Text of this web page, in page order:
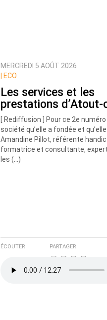
MERCREDI 5 AOÛT 2026
ECO
Les services et les
prestations d’Atout-
[ Rediffusion ] Pour ce 2e
société qu’elle a fondée et
Amandine Pillot, référente
formatrice et consultante,
les (…)
ÉCOUTER PARTAGER